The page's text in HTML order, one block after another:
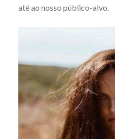
até ao nosso público-alvo.